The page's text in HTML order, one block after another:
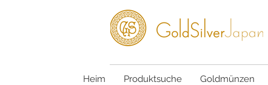
Heim Produktsuche Goldmünzen